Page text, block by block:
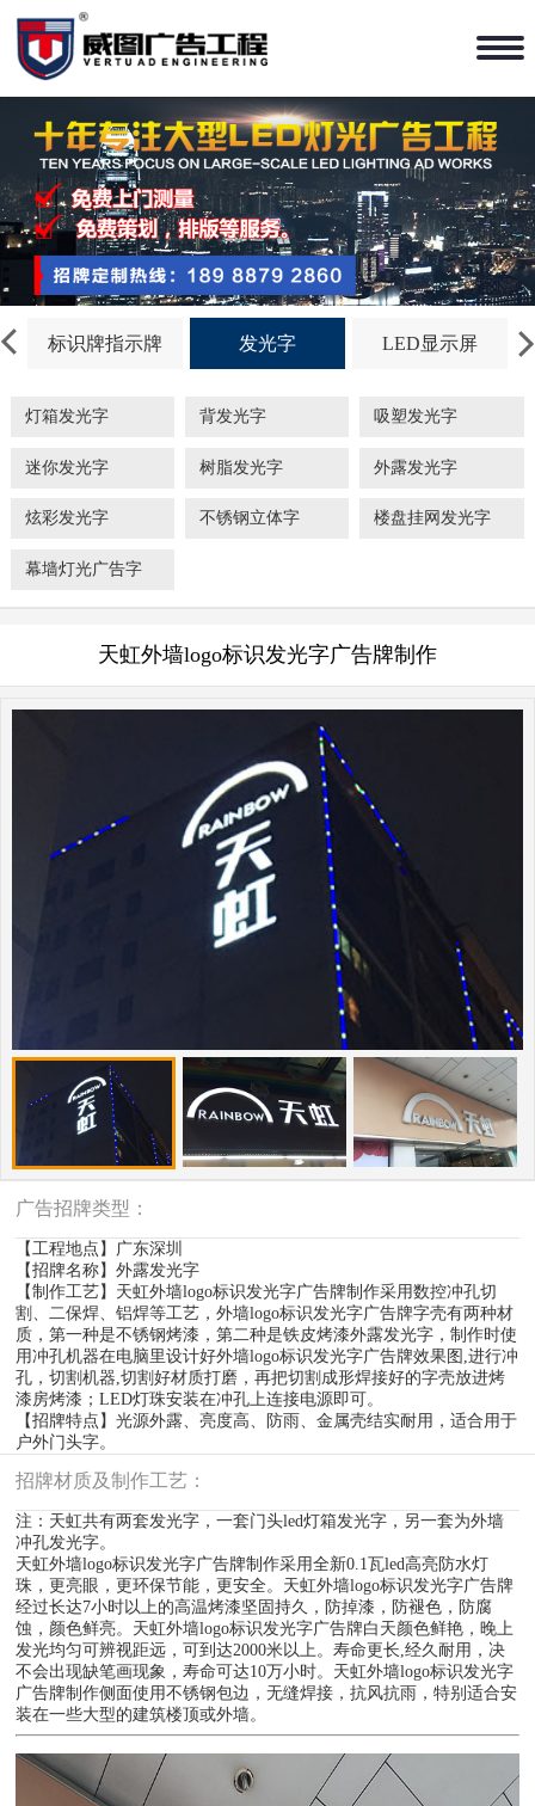
标识牌指示牌 发光字 LED显示屏
灯箱发光字 背发光字 吸塑发光字
迷你发光字 树脂发光字 外露发光字
炫彩发光字 不锈钢立体字 楼盘挂网发光字
幕墙灯光广告字
天虹外墙logo标识发光字广告牌制作
广告招牌类型：
【工程地点】广东深圳
【招牌名称】外露发光字
【制作工艺】天虹外墙logo标识发光字广告牌制作采用数控冲孔切
割、二保焊、铝焊等工艺，外墙logo标识发光字广告牌字壳有两种材
质，第一种是不锈钢烤漆，第二种是铁皮烤漆外露发光字，制作时使
用冲孔机器在电脑里设计好外墙logo标识发光字广告牌效果图,进行冲
孔，切割机器,切割好材质打磨，再把切割成形焊接好的字壳放进烤
漆房烤漆；LED灯珠安装在冲孔上连接电源即可。
【招牌特点】光源外露、亮度高、防雨、金属壳结实耐用，适合用于
户外门头字。
招牌材质及制作工艺：
注：天虹共有两套发光字，一套门头led灯箱发光字，另一套为外墙
冲孔发光字。
天虹外墙logo标识发光字广告牌制作采用全新0.1瓦led高亮防水灯
珠，更亮眼，更环保节能，更安全。天虹外墙logo标识发光字广告牌
经过长达7小时以上的高温烤漆坚固持久，防掉漆，防褪色，防腐
蚀，颜色鲜亮。天虹外墙logo标识发光字广告牌白天颜色鲜艳，晚上
发光均匀可辨视距远，可到达2000米以上。寿命更长,经久耐用，决
不会出现缺笔画现象，寿命可达10万小时。天虹外墙logo标识发光字
广告牌制作侧面使用不锈钢包边，无缝焊接，抗风抗雨，特别适合安
装在一些大型的建筑楼顶或外墙。